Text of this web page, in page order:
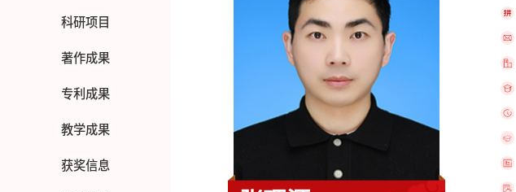
科研项目
著作成果
专利成果
教学成果
获奖信息